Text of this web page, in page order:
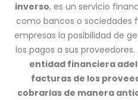
inverso, es un servicio
como bancos o sociedades
empresas la posibilidad de
los pagos a sus
entidad financiera
facturas de los
cobrarlas de manera